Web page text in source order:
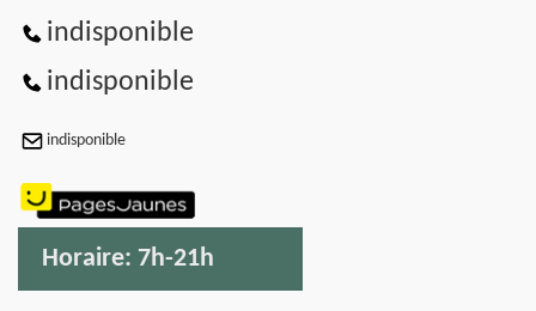
indisponible
indisponible
indisponible
Horaire: 7h-21h